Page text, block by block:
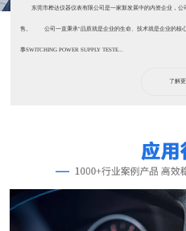
东莞市桦达仪器仪表有限公司是一家新发展中的内资企业，公
售。 公司一直秉承“品质就是企业的生命、技术就是企业的核
事SWITCHING POWER SUPPLY TESTE...
了解